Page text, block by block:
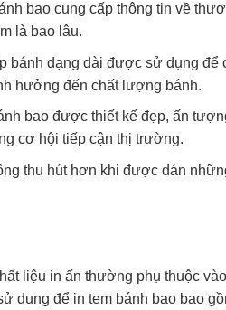
bao cung cấp thông tin về
là bao lâu.
bánh dạng dài được sử dụng để
hưởng đến chất lượng bánh.
bao được thiết kế đẹp, ấn
cơ hội tiếp cận thị trường.
thu hút hơn khi được dán
liệu in ấn thường phụ thuộc
dụng để in tem bánh bao bao